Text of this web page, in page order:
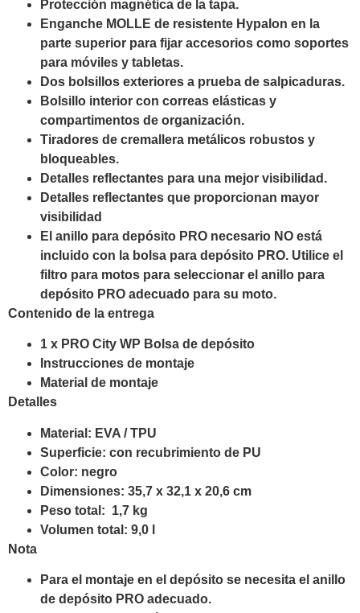
Protección magnética de la tapa.
Enganche MOLLE de resistente Hypalon en la
parte superior para fijar accesorios como soportes
para móviles y tabletas.
Dos bolsillos exteriores a prueba de salpicaduras.
Bolsillo interior con correas elásticas y
compartimentos de organización.
Tiradores de cremallera metálicos robustos y
bloqueables.
Detalles reflectantes para una mejor visibilidad.
Detalles reflectantes que proporcionan mayor
visibilidad
El anillo para depósito PRO necesario NO está
incluido con la bolsa para depósito PRO. Utilice el
filtro para motos para seleccionar el anillo para
depósito PRO adecuado para su moto.
Contenido de la entrega
1 x PRO City WP Bolsa de depósito
Instrucciones de montaje
Material de montaje
Detalles
Material: EVA / TPU
Superficie: con recubrimiento de PU
Color: negro
Dimensiones: 35,7 x 32,1 x 20,6 cm
Peso total: 1,7 kg
Volumen total: 9,0 l
Nota
Para el montaje en el depósito se necesita el anillo
de depósito PRO adecuado.